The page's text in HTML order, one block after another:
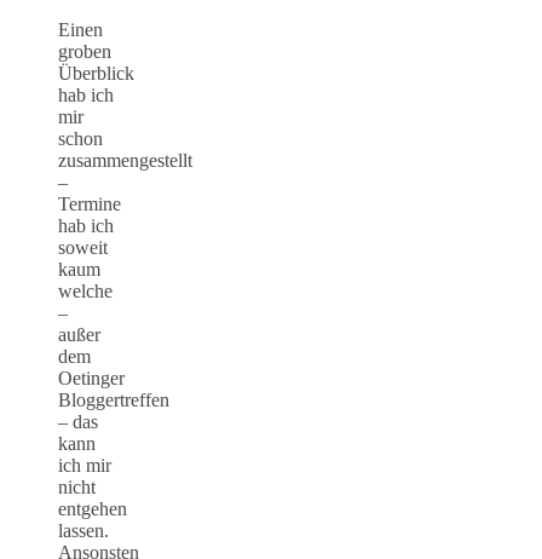
Einen
groben
Überblick
hab ich
mir
schon
zusammengestellt
–
Termine
hab ich
soweit
kaum
welche
–
außer
dem
Oetinger
Bloggertreffen
– das
kann
ich mir
nicht
entgehen
lassen.
Ansonsten